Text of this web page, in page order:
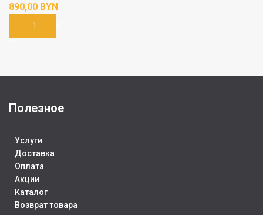
BYN
В КОРЗИНУ
Полезное
Услуги
Доставка
Оплата
Акции
Каталог
Возврат товара